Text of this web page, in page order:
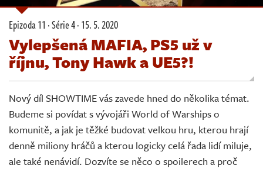
Komunita
Redakce
Živě
Epizoda 11 · Série 4 ·15. 5. 2020
Vylepšená MAFIA, PS5 už v
říjnu, Tony Hawk a UE5?!
Nový díl SHOWTIME vás zavede hned do několika témat.
Budeme si povídat s vývojáři World of Warships o
komunitě, a jak je těžké budovat velkou hru, kterou hrají
denně miliony hráčů a kterou logicky celá řada lidí miluje,
ale také nenávidí. Dozvíte se něco o spoilerech a proč